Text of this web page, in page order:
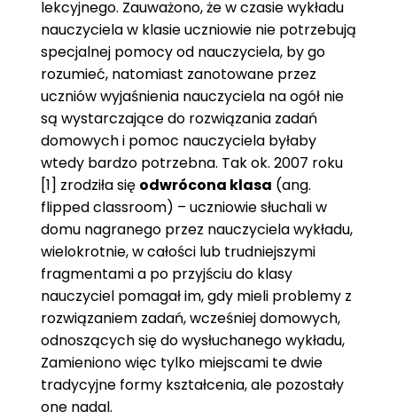
lekcyjnego. Zauważono, że w czasie wykładu
nauczyciela w klasie uczniowie nie potrzebują
specjalnej pomocy od nauczyciela, by go
rozumieć, natomiast zanotowane przez
uczniów wyjaśnienia nauczyciela na ogół nie
są wystarczające do rozwiązania zadań
domowych i pomoc nauczyciela byłaby
wtedy bardzo potrzebna. Tak ok. 2007 roku
[1] zrodziła się odwrócona klasa (ang.
flipped classroom) – uczniowie słuchali w
domu nagranego przez nauczyciela wykładu,
wielokrotnie, w całości lub trudniejszymi
fragmentami a po przyjściu do klasy
nauczyciel pomagał im, gdy mieli problemy z
rozwiązaniem zadań, wcześniej domowych,
odnoszących się do wysłuchanego wykładu,
Zamieniono więc tylko miejscami te dwie
tradycyjne formy kształcenia, ale pozostały
one nadal.